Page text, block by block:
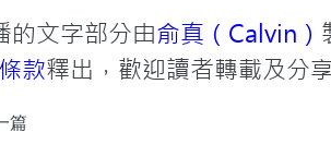
的文字部分由俞真（Calvin）
款釋出，歡迎讀者轉載及分
篇